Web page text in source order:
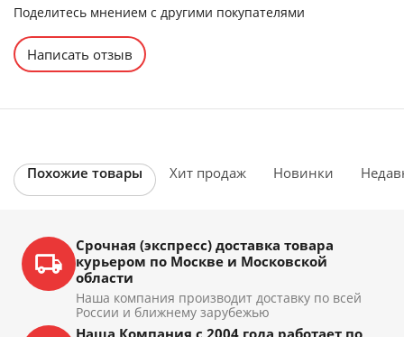
Поделитесь мнением с другими покупателями
Написать отзыв
Похожие товары Хит продаж Новинки
Срочная (экспресс) доставка товара
курьером по Москве и Московской
области
Наша компания производит доставку по всей
России и ближнему зарубежью
Наша Компания с 2004 года работает по